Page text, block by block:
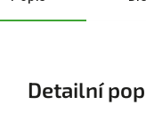
Detailní